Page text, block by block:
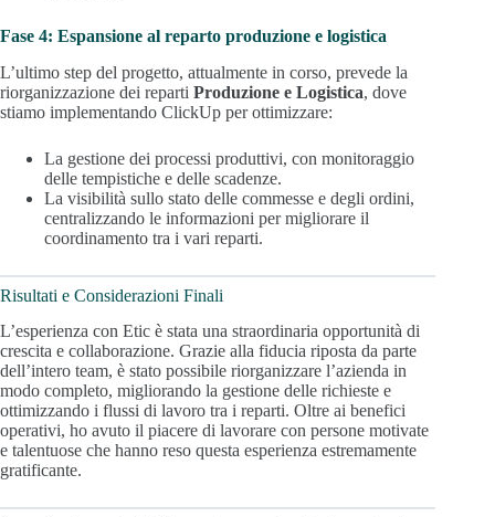
Fase 4: Espansione al reparto produzione e logistica
L’ultimo step del progetto, attualmente in corso, prevede la
riorganizzazione dei reparti Produzione e Logistica, dove
stiamo implementando ClickUp per ottimizzare:
La gestione dei processi produttivi, con monitoraggio
delle tempistiche e delle scadenze.
La visibilità sullo stato delle commesse e degli ordini,
centralizzando le informazioni per migliorare il
coordinamento tra i vari reparti.
Risultati e Considerazioni Finali
L’esperienza con Etic è stata una straordinaria opportunità di
crescita e collaborazione. Grazie alla fiducia riposta da parte
dell’intero team, è stato possibile riorganizzare l’azienda in
modo completo, migliorando la gestione delle richieste e
ottimizzando i flussi di lavoro tra i reparti. Oltre ai benefici
operativi, ho avuto il piacere di lavorare con persone motivate
e talentuose che hanno reso questa esperienza estremamente
gratificante.